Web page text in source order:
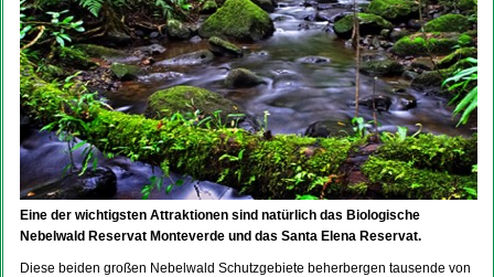
Eine der wichtigsten Attraktionen sind natürlich das Biologische
Nebelwald Reservat Monteverde und das Santa Elena Reservat.
Diese beiden großen Nebelwald Schutzgebiete beherbergen tausende von